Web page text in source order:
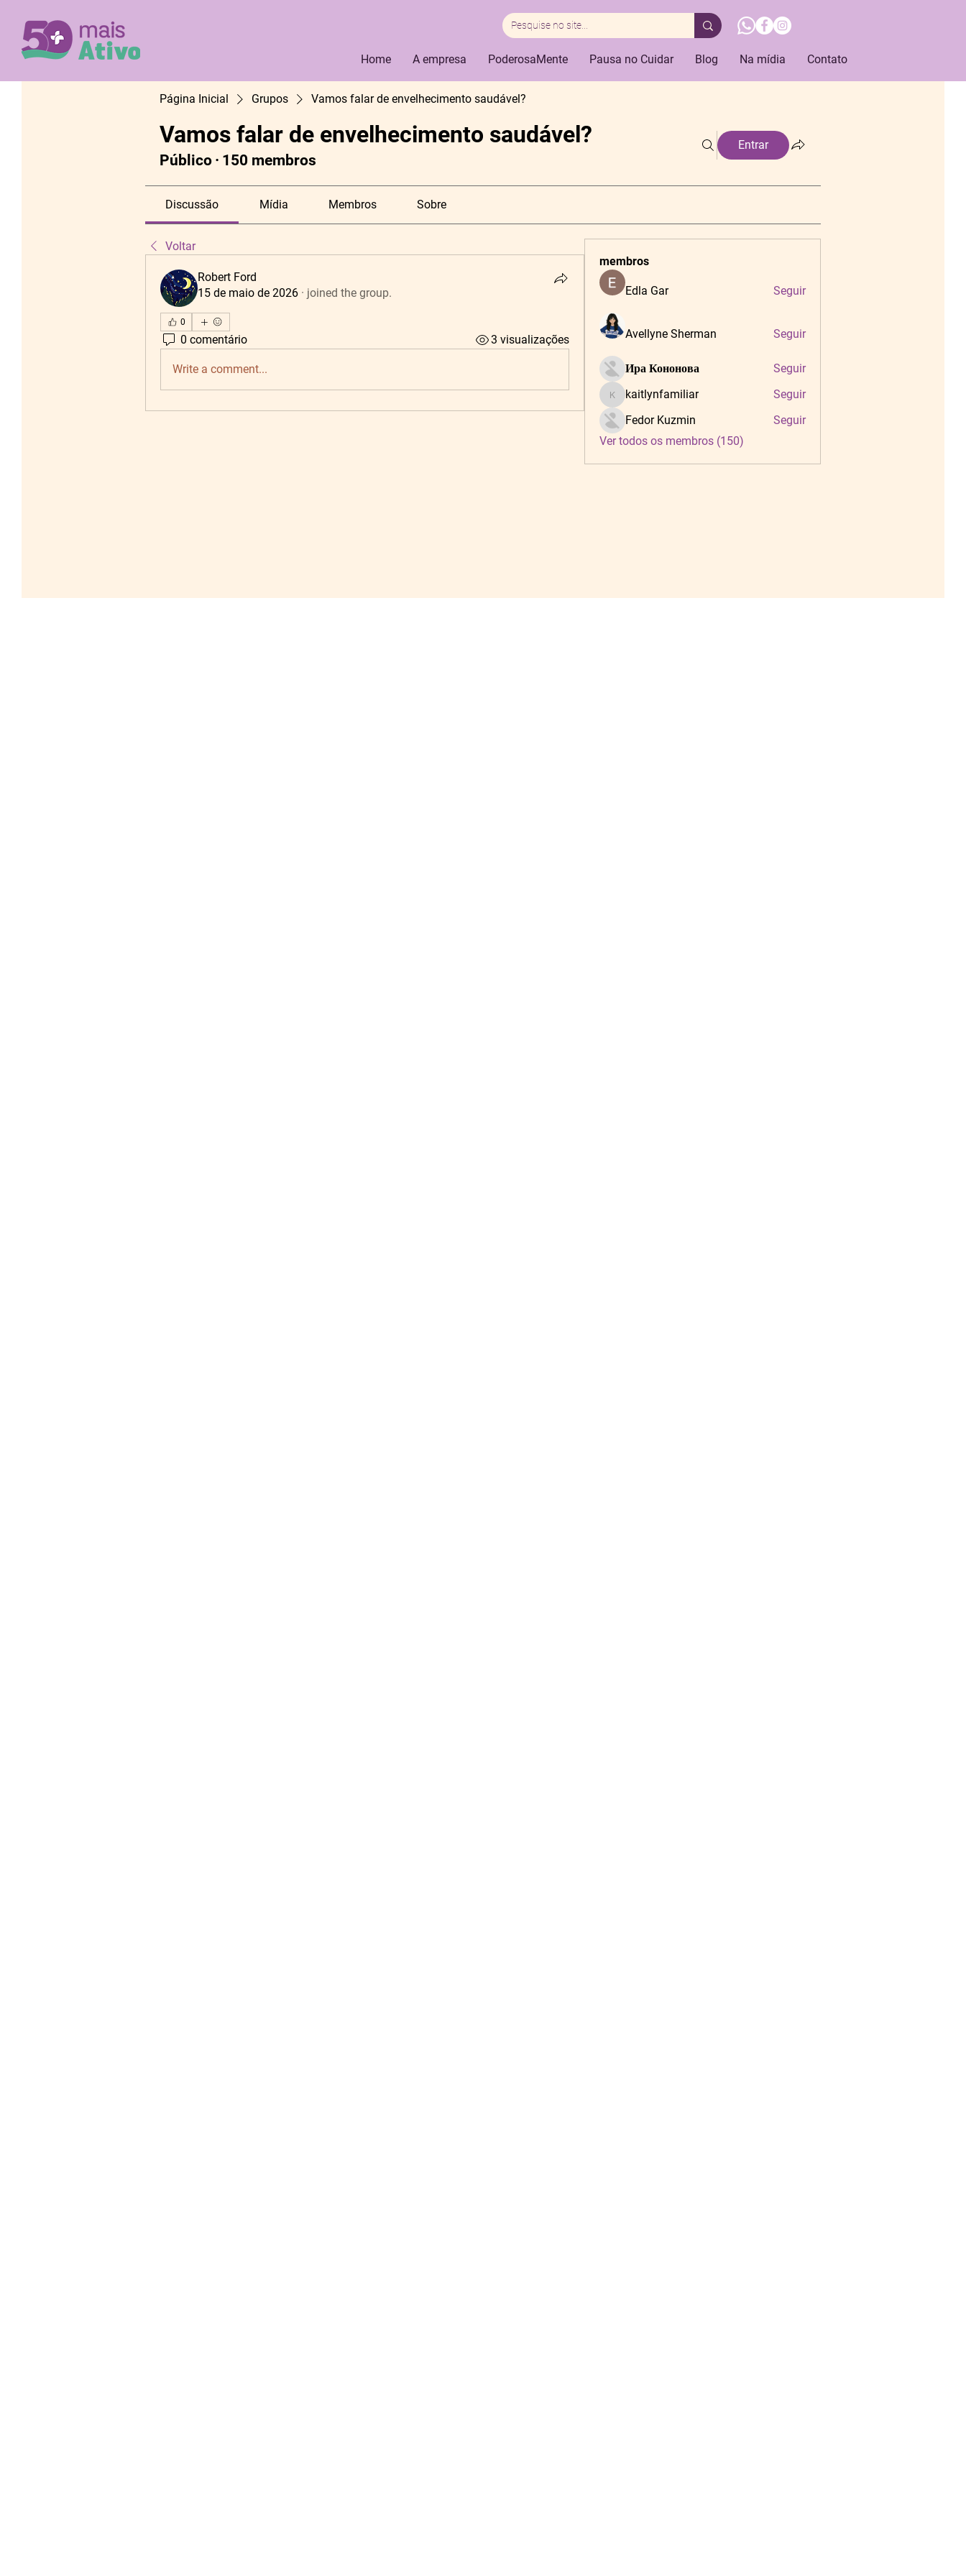
Home A empresa PoderosaMente Pausa no Cuidar Blog Na mídia Contato
Página Inicial Grupos Vamos falar de envelhecimento saudável?
Vamos falar de envelhecimento saudável?
Público · 150 membros
Entrar
Discussão Mídia Membros Sobre
Voltar
Robert Ford
15 de maio de 2026 · joined the group.
0
0 comentário 3 visualizações
Write a comment...
membros
Edla Gar Seguir
Avellyne Sherman Seguir
Ира Кононова Seguir
kaitlynfamiliar
kaitlynfamiliar
Seguir
Fedor Kuzmin
Seguir
Ver todos os membros (150)